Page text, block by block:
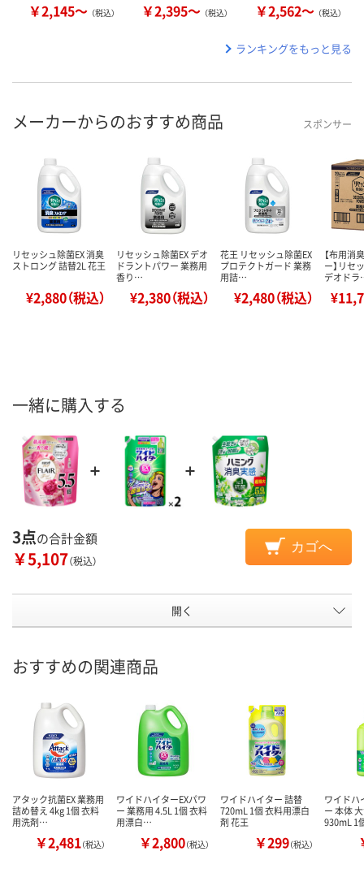
￥2,145～ （税込） ￥2,395～ （税込） ￥2,562～ （税込）
ランキングをもっと見る
メーカーからのおすすめ商品 スポンサー
リセッシュ除菌EX 消臭
ストロング 詰替2L 花王
¥2,880（税込）
リセッシュ除菌EX デオ
ドラントパワー 業務用
香り…
¥2,380（税込）
花王 リセッシュ除菌EX
プロテクトガード 業務
用詰…
¥2,480（税込）
【布用消
ー】リセ
デオド
一緒に購入する
3点の合計金額
￥5,107（税込）
カゴへ
開く
おすすめの関連商品
アタック抗菌EX 業務用
詰め替え 4kg 1個 衣料
用洗剤…
￥2,481（税込）
ワイドハイターEXパワ
ー 業務用 4.5L 1個 衣料
用漂白…
￥2,800（税込）
ワイドハイター 詰替
720mL 1個 衣料用漂白
剤 花王
￥299（税込）
ワイドハ
ー 本体
930mL 1